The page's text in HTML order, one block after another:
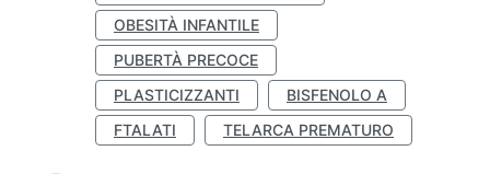
OBESITÀ INFANTILE
PUBERTÀ PRECOCE
PLASTICIZZANTI
BISFENOLO A
FTALATI
TELARCA PREMATURO